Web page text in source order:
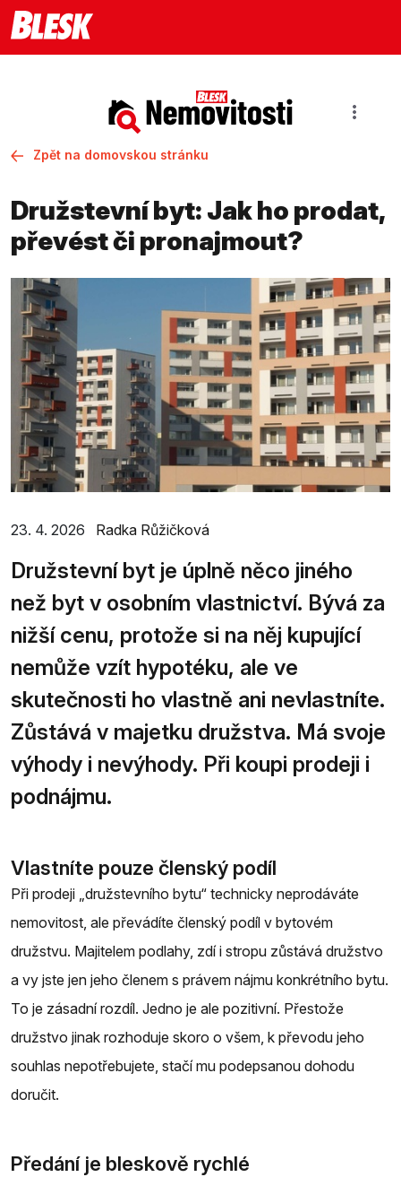
Zpět na domovskou stránku
Družstevní byt: Jak ho prodat,
převést či pronajmout?
23. 4. 2026 Radka Růžičková
Družstevní byt je úplně něco jiného
než byt v osobním vlastnictví. Bývá za
nižší cenu, protože si na něj kupující
nemůže vzít hypotéku, ale ve
skutečnosti ho vlastně ani nevlastníte.
Zůstává v majetku družstva. Má svoje
výhody i nevýhody. Při koupi prodeji i
podnájmu.
Vlastníte pouze členský podíl
Při prodeji „družstevního bytu“ technicky neprodáváte
nemovitost, ale převádíte členský podíl v bytovém
družstvu. Majitelem podlahy, zdí i stropu zůstává družstvo
a vy jste jen jeho členem s právem nájmu konkrétního bytu.
To je zásadní rozdíl. Jedno je ale pozitivní. Přestože
družstvo jinak rozhoduje skoro o všem, k převodu jeho
souhlas nepotřebujete, stačí mu podepsanou dohodu
doručit.
Předání je bleskově rychlé